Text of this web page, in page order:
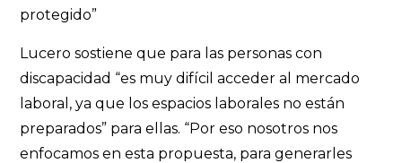
protegido”
Lucero sostiene que para las personas con
discapacidad “es muy difícil acceder al mercado
laboral, ya que los espacios laborales no están
preparados” para ellas. “Por eso nosotros nos
enfocamos en esta propuesta, para generarles